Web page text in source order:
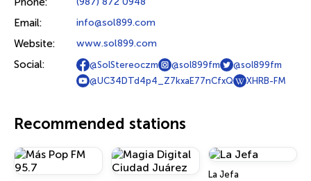
Email: info@sol899.com
Website: www.sol899.com
Social: @SolStereoczm @sol899fm
@sol899fm
@UC34DTd4p4_Z7kxaE77nCfxQ
XHRB-FM
Recommended stations
La Jefa